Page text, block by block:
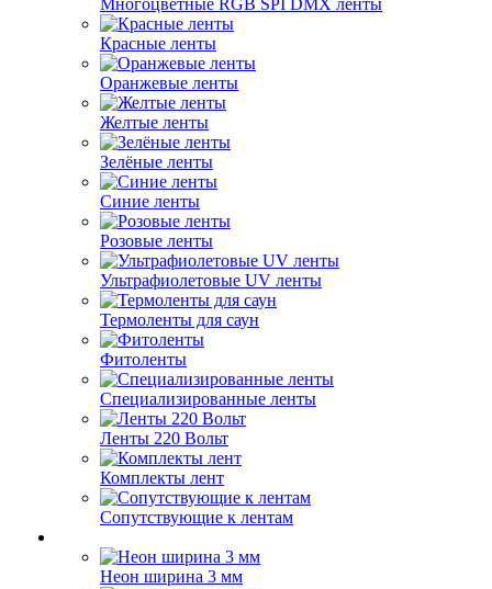
Многоцветные RGB SPI DMX ленты
Красные ленты
Оранжевые ленты
Желтые ленты
Зелёные ленты
Синие ленты
Розовые ленты
Ультрафиолетовые UV ленты
Термоленты для саун
Фитоленты
Специализированные ленты
Ленты 220 Вольт
Комплекты лент
Сопутствующие к лентам
Неон ширина 3 мм